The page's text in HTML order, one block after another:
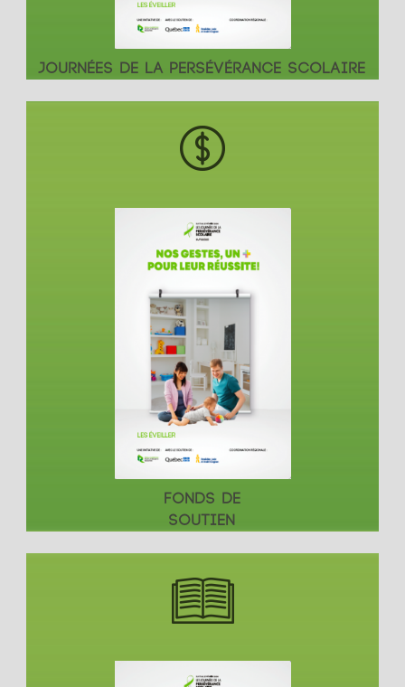
JOURNÉES DE LA PERSÉVÉRANCE SCOLAIRE
FONDS DE
SOUTIEN